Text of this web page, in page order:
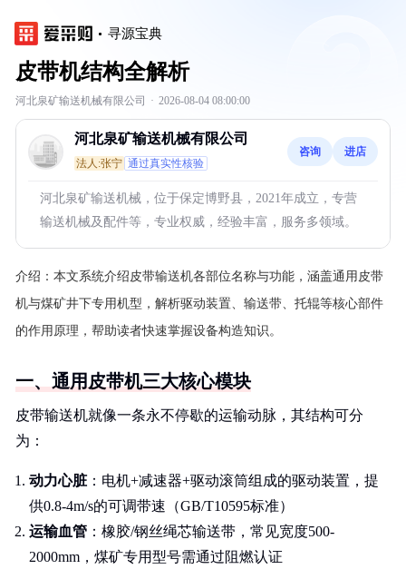
寻源宝典
皮带机结构全解析
河北泉矿输送机械有限公司 · 2026-08-04 08:00:00
河北泉矿输送机械有限公司
法人:张宁 通过真实性核验
咨询 进店
河北泉矿输送机械，位于保定博野县，2021年成立，专营
输送机械及配件等，专业权威，经验丰富，服务多领域。
介绍： 本文系统介绍皮带输送机各部位名称与功能，涵盖通用皮带
机与煤矿井下专用机型，解析驱动装置、输送带、托辊等核心部件
的作用原理，帮助读者快速掌握设备构造知识。
一、通用皮带机三大核心模块
皮带输送机就像一条永不停歇的运输动脉，其结构可分
为：
动力心脏：电机+减速器+驱动滚筒组成的驱动装置，提
供0.8-4m/s的可调带速（GB/T10595标准）
运输血管 ：橡胶/钢丝绳芯输送带，常见宽度500-
2000mm，煤矿专用型号需通过阻燃认证